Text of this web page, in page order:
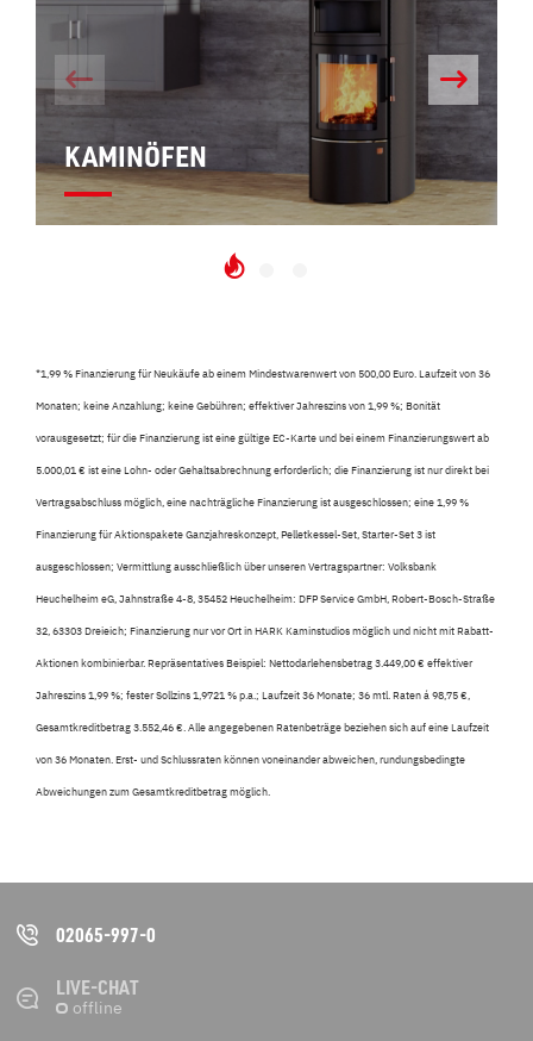
KAMINÖFEN
*1,99 % Finanzierung für Neukäufe ab einem Mindestwarenwert von 500,00 Euro. Laufzeit von 36
Monaten; keine Anzahlung; keine Gebühren; effektiver Jahreszins von 1,99 %; Bonität
vorausgesetzt; für die Finanzierung ist eine gültige EC-Karte und bei einem Finanzierungswert ab
5.000,01 € ist eine Lohn- oder Gehaltsabrechnung erforderlich; die Finanzierung ist nur direkt bei
Vertragsabschluss möglich, eine nachträgliche Finanzierung ist ausgeschlossen; eine 1,99 %
Finanzierung für Aktionspakete Ganzjahreskonzept, Pelletkessel-Set, Starter-Set 3 ist
ausgeschlossen; Vermittlung ausschließlich über unseren Vertragspartner: Volksbank
Heuchelheim eG, Jahnstraße 4-8, 35452 Heuchelheim: DFP Service GmbH, Robert-Bosch-Straße
32, 63303 Dreieich; Finanzierung nur vor Ort in HARK Kaminstudios möglich und nicht mit Rabatt-
Aktionen kombinierbar. Repräsentatives Beispiel: Nettodarlehensbetrag 3.449,00 € effektiver
Jahreszins 1,99 %; fester Sollzins 1,9721 % p.a.; Laufzeit 36 Monate; 36 mtl. Raten á 98,75 €,
Gesamtkreditbetrag 3.552,46 €. Alle angegebenen Ratenbeträge beziehen sich auf eine Laufzeit
von 36 Monaten. Erst- und Schlussraten können voneinander abweichen, rundungsbedingte
Abweichungen zum Gesamtkreditbetrag möglich.
02065-997-0
LIVE-CHAT